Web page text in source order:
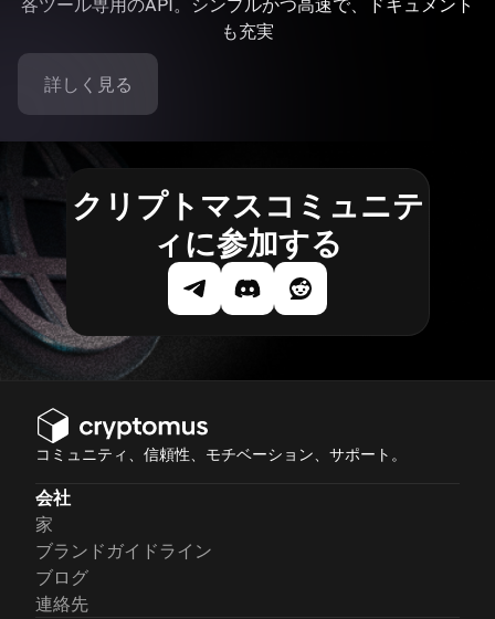
各ツール専用のAPI。シンプルかつ高速で、ドキュメント
も充実
詳しく見る
クリプトマスコミュニテ
ィに参加する
コミュニティ、信頼性、モチベーション、サポート。
会社
家
ブランドガイドライン
ブログ
連絡先